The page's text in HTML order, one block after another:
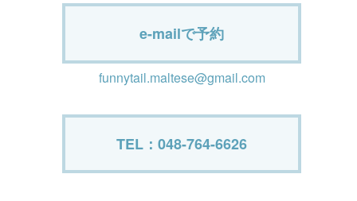
e-mailで予約
funnytail.maltese@gmail.com
TEL：048-764-6626